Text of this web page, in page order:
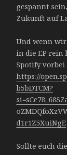
gespannt
Zukunft auf
Und wenn
in die EP rein
Spotify
https://
b5bDTCM?
d1r1Z5XuiNgE
Sollte euch